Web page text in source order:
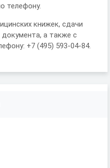
телефону.
книжек, сдачи
документа, а также с
+7 (495) 593-04-84.